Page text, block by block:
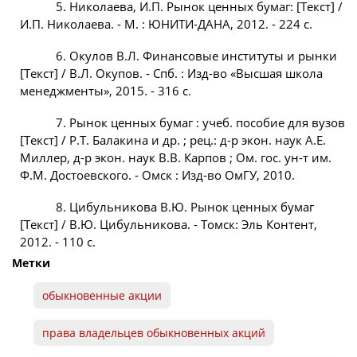
5. Николаева, И.П. Рынок ценных бумаг: [Текст] /
И.П. Николаева. - М. : ЮНИТИ-ДАНА, 2012. - 224 с.
6. Окулов В.Л. Финансовые институты и рынки
[Текст] / В.Л. Окупов. - Спб. : Изд-во «Высшая школа
менеджменты», 2015. - 316 с.
7. Рынок ценных бумаг : учеб. пособие для вузов
[Текст] / Р.Т. Балакина и др. ; рец.: д-р экон. наук А.Е.
Миллер, д-р экон. наук В.В. Карпов ; Ом. гос. ун-т им.
Ф.М. Достоевского. - Омск : Изд-во ОмГУ, 2010.
8. Цибульникова В.Ю. Рынок ценных бумаг
[Текст] / В.Ю. Цибульникова. - Томск: Эль Контент,
2012. - 110 с.
Метки
обыкновенные акции
права владельцев обыкновенных акций